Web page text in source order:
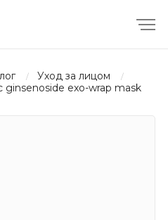
уход за лицом
ginsenoside exo-wrap mask